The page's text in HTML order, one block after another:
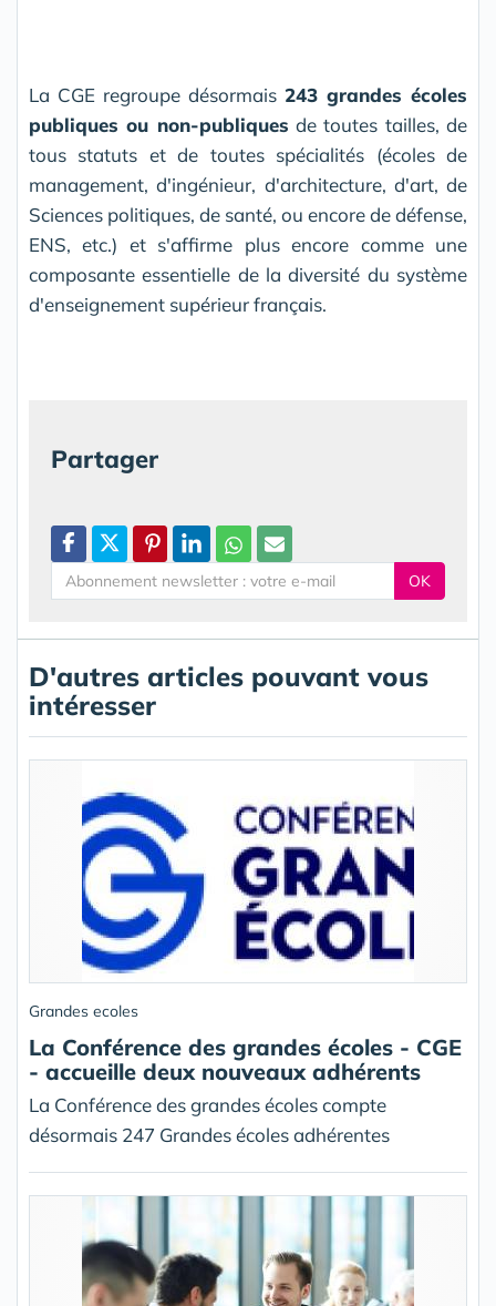
La CGE regroupe désormais 243 grandes écoles
publiques ou non-publiques de toutes tailles, de
tous statuts et de toutes spécialités (écoles de
management, d'ingénieur, d'architecture, d'art, de
Sciences politiques, de santé, ou encore de défense,
ENS, etc.) et s'affirme plus encore comme une
composante essentielle de la diversité du système
d'enseignement supérieur français.
Partager
OK
D'autres articles pouvant vous
intéresser
Grandes ecoles
La Conférence des grandes écoles - CGE
- accueille deux nouveaux adhérents
La Conférence des grandes écoles compte
désormais 247 Grandes écoles adhérentes